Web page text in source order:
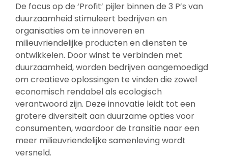
De focus op de ‘Profit’ pijler binnen de 3 P’s van
duurzaamheid stimuleert bedrijven en
organisaties om te innoveren en
milieuvriendelijke producten en diensten te
ontwikkelen. Door winst te verbinden met
duurzaamheid, worden bedrijven aangemoedigd
om creatieve oplossingen te vinden die zowel
economisch rendabel als ecologisch
verantwoord zijn. Deze innovatie leidt tot een
grotere diversiteit aan duurzame opties voor
consumenten, waardoor de transitie naar een
meer milieuvriendelijke samenleving wordt
versneld.